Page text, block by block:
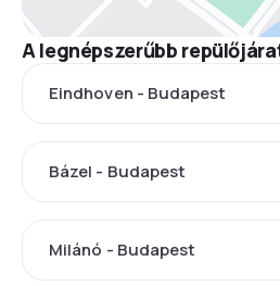
A legnépszerűbb
Eindhoven - Budapest
Bázel - Budapest
Milánó - Budapest